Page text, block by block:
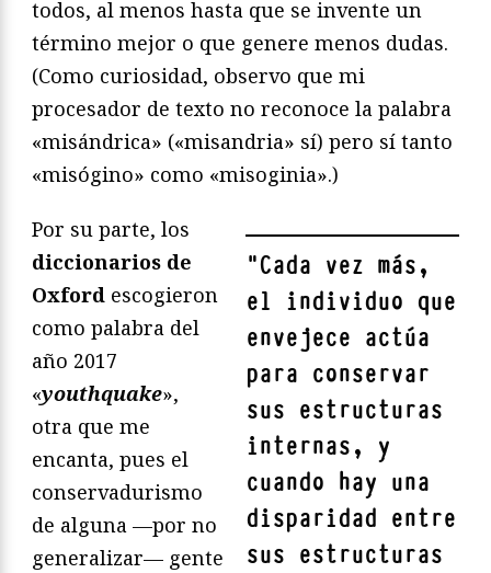
todos, al menos hasta que se invente un
término mejor o que genere menos dudas.
(Como curiosidad, observo que mi
procesador de texto no reconoce la palabra
«misándrica» («misandria» sí) pero sí tanto
«misógino» como «misoginia».)
"Cada vez más,
el individuo que
envejece actúa
para conservar
sus estructuras
internas, y
cuando hay una
disparidad entre
sus estructuras
Por su parte, los
diccionarios de
Oxford escogieron
como palabra del
año 2017
«youthquake»,
otra que me
encanta, pues el
conservadurismo
de alguna —por no
generalizar— gente